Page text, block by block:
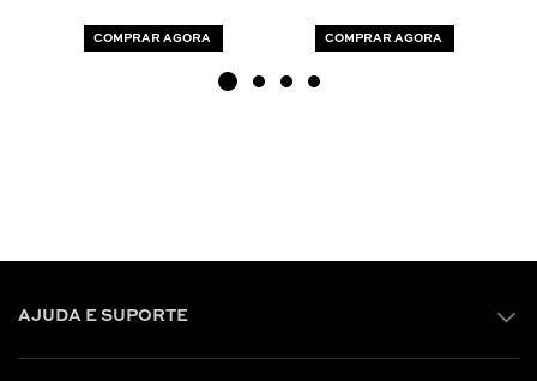
COMPRAR AGORA COMPRAR AGORA
AJUDA E SUPORTE